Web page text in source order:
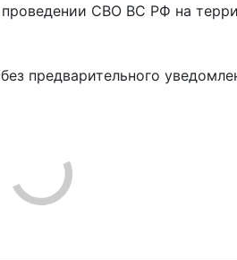
СВО ВС РФ на
предварительного